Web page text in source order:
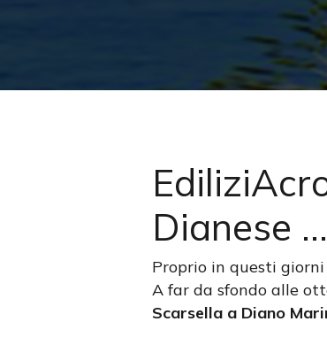
Premi invio per cercare oppure
Dianese
Proprio in questi giorni
A far da sfondo alle
Scarsella a Diano